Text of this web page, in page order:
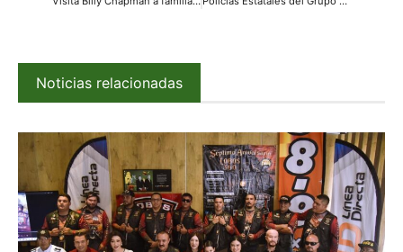
Noticias relacionadas